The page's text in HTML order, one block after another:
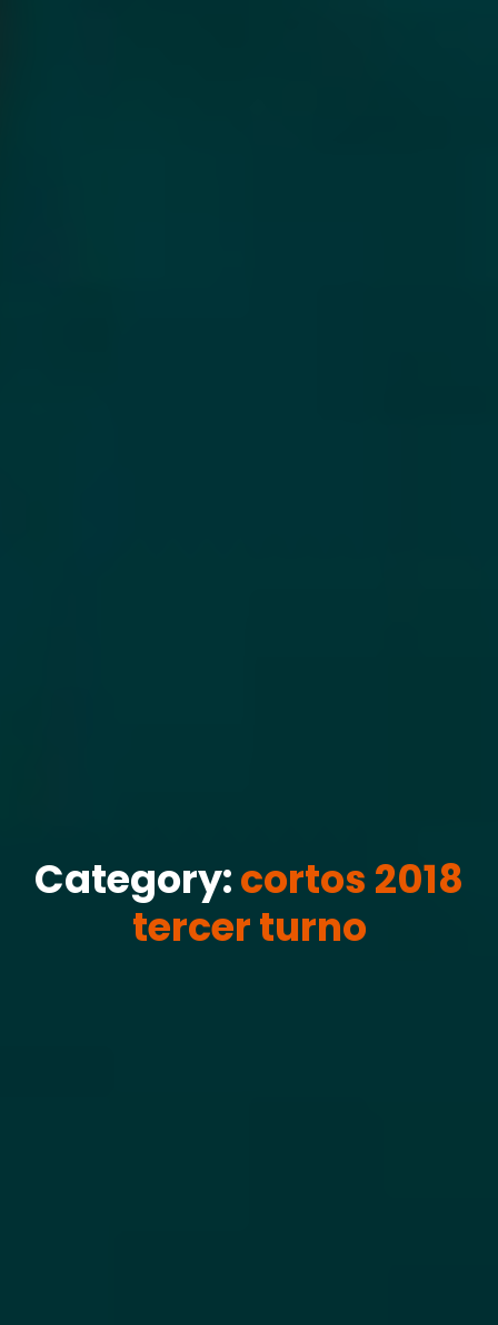
Category:cortos 2018
tercer turno